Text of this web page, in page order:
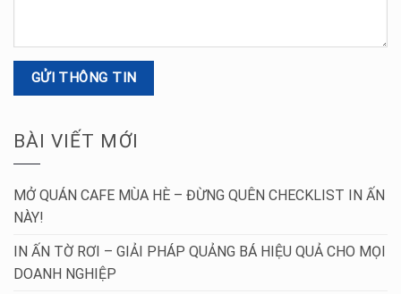
BÀI VIẾT MỚI
MỞ QUÁN CAFE MÙA HÈ – ĐỪNG QUÊN CHECKLIST IN ẤN
NÀY!
IN ẤN TỜ RƠI – GIẢI PHÁP QUẢNG BÁ HIỆU QUẢ CHO MỌI
DOANH NGHIỆP